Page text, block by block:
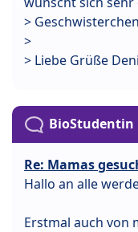
> Geschwisterchen
>
> Liebe Grüße
BioStudentin
Re: Mamas
Hallo an alle
Erstmal auch von